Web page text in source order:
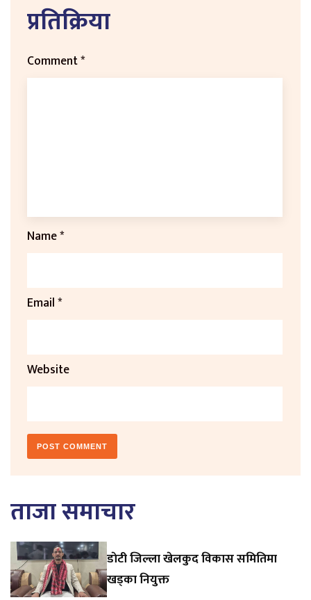
प्रतिक्रिया
Comment*
Name*
Email*
Website
ताजा समाचार
डाेटी जिल्ला खेलकुद विकास समितिमा
खड्का नियुक्त